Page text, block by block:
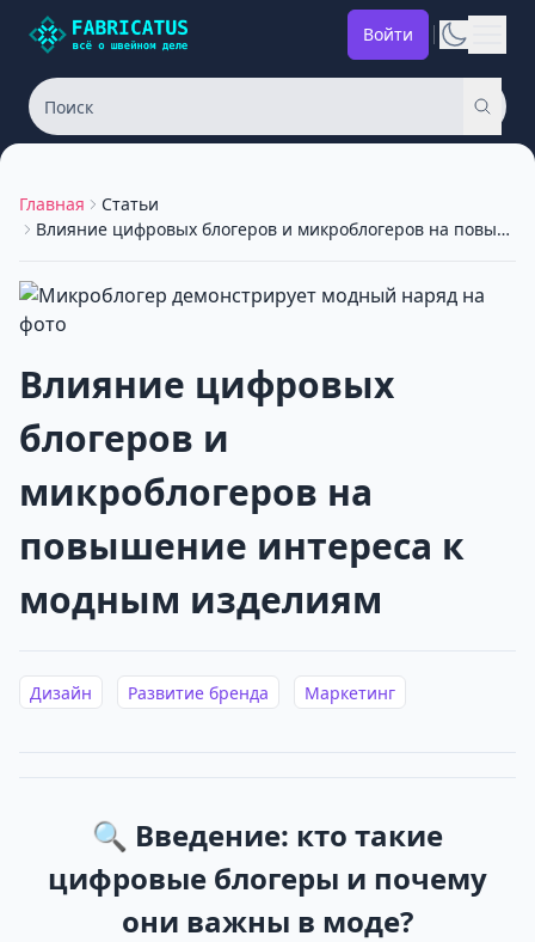
Войти
Главная
Статьи
Влияние цифровых блогеров и микроблогеров на повышение интереса к модным изделиям
Влияние цифровых
блогеров и
микроблогеров на
повышение интереса к
модным изделиям
Дизайн Развитие бренда Маркетинг
🔍 Введение: кто такие
цифровые блогеры и почему
они важны в моде?